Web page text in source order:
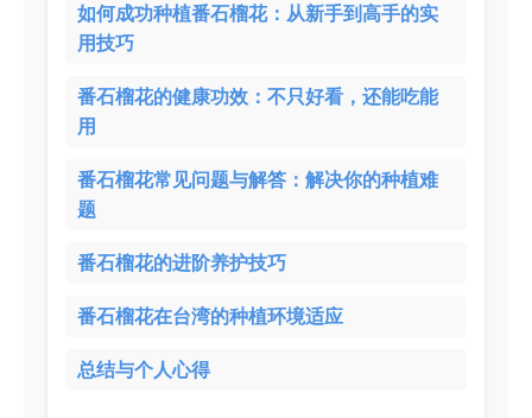
如何成功种植番石榴花：从新手到高手的实
用技巧
番石榴花的健康功效：不只好看，还能吃能
用
番石榴花常见问题与解答：解决你的种植难
题
番石榴花的进阶养护技巧
番石榴花在台湾的种植环境适应
总结与个人心得